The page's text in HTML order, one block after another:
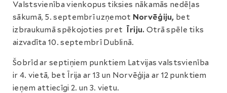
Valstsvienība vienkopus tiksies nākamās nedēļas
sākumā, 5. septembrī uzņemot Norvēģiju, bet
izbraukumā spēkojoties pret Īriju. Otrā spēle tiks
aizvadīta 10. septembrī Dublinā.
Šobrīd ar septiņiem punktiem Latvijas valstsvienība
ir 4. vietā, bet Īrija ar 13 un Norvēģija ar 12 punktiem
ieņem attiecīgi 2. un 3. vietu.